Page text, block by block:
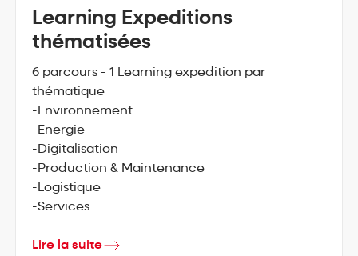
Learning Expeditions
thématisées
6 parcours - 1 Learning expedition par
thématique
-Environnement
-Energie
-Digitalisation
-Production & Maintenance
-Logistique
-Services
Lire la suite